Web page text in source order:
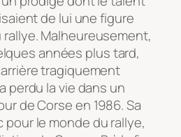
de lui une figure
Malheureusement,
années plus tard,
tragiquement
perdu la vie dans un
de Corse en 1986. Sa
le monde du rallye,